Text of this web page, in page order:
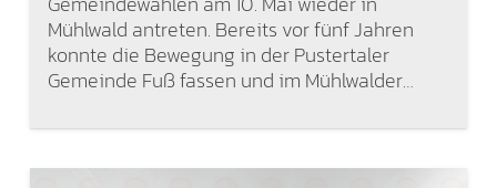
Mühlwald antreten. Bereits vor fünf Jahren
konnte die Bewegung in der Pustertaler
Gemeinde Fuß fassen und im Mühlwalder…